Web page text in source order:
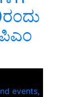
events,